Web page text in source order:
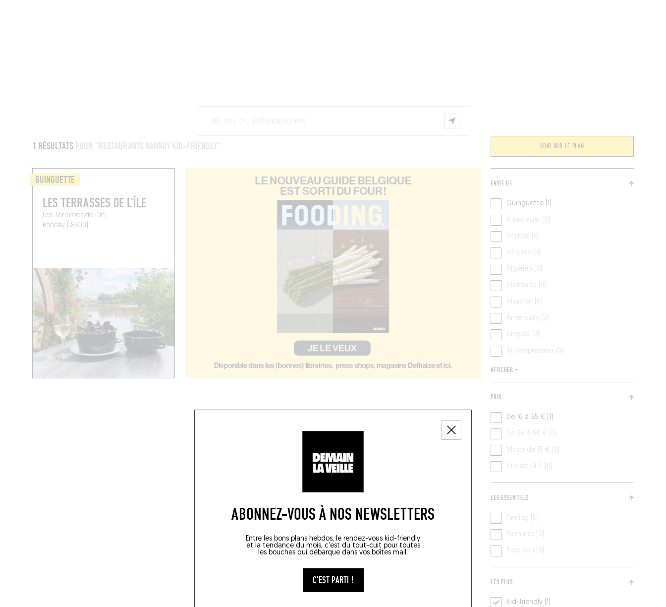
ABONNEZ-VOUS À NOS NEWSLETTERS
Entre les bons plans hebdos, le rendez-vous kid-friendly
et la tendance du mois, c'est du tout-cuit pour toutes
les bouches qui débarque dans vos boîtes mail.
C'EST PARTI !
1 RÉSULTATS POUR "RESTAURANTS BANNAY KID-FRIENDLY" VOIR SUR LE PLAN
GUINGUETTE
LES TERRASSES DE L'ÎLE
Les Terrasses de l'Ile
Bannay (18300)
ENVIE DE
Guinguette [1]
À partager [0]
Afghan [0]
Africain [0]
Algérien [0]
Allemand [0]
Alsacien [0]
Américain [0]
Anglais [0]
Antidépresseur [0]
AFFICHER +
PRIX
De 16 à 35 € [1]
De 36 à 50 € [0]
Moins de 15 € [0]
Plus de 51 € [0]
LES ESSENTIELS
Feeling [0]
Palmarès [0]
Trop bon [0]
LES PLUS
Kid-friendly [1]